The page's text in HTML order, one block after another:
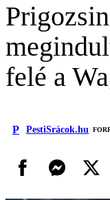
felé a
P PestiSrácok.hu